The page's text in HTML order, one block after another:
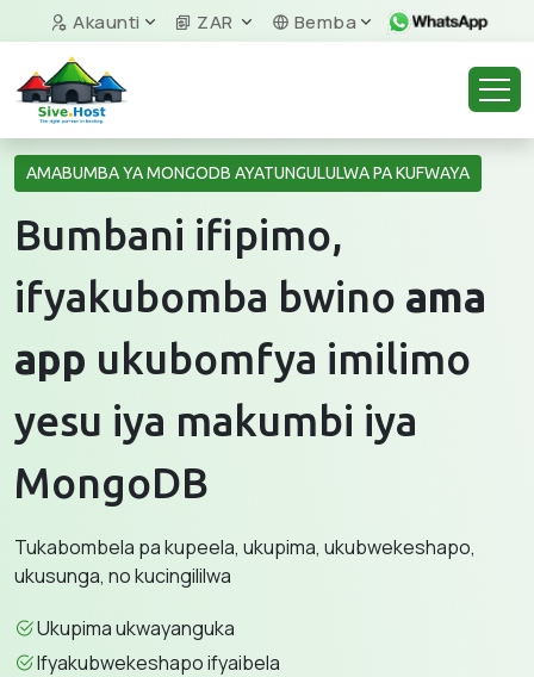
Akaunti ZAR Bemba
AMABUMBA YA MONGODB AYATUNGULULWA PA KUFWAYA
Bumbani ifipimo,
ifyakubomba bwino ama
app ukubomfya imilimo
yesu iya makumbi iya
MongoDB
Tukabombela pa kupeela, ukupima, ukubwekeshapo,
ukusunga, no kucingililwa
Ukupima ukwayanguka
Ifyakubwekeshapo ifyaibela